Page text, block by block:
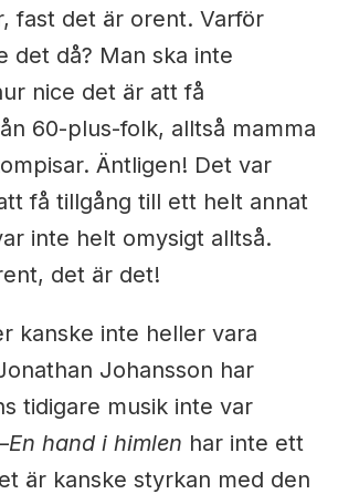
fast det är orent. Varför
det då? Man ska inte
nice det är att få
60-plus-folk, alltså mamma
Äntligen! Det var
få tillgång till ett helt annat
inte helt omysigt alltså.
det är det!
kanske inte heller vara
Johansson har
tidigare musik inte var
En hand i himlen har inte ett
är kanske styrkan med den